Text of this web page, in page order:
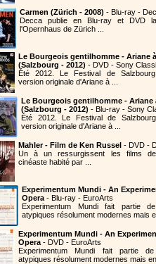
Carmen (Zürich - 2008) - Blu-ray -
Decca publie en Blu-ray et DVD
l'Opernhaus de Zürich ...
Le Bourgeois gentilhomme - Ariane
(Salzbourg - 2012) - DVD - Sony
Été 2012. Le Festival de
version originale d'Ariane à ...
Le Bourgeois gentilhomme - Ariane
(Salzbourg - 2012) - Blu-ray - Sony
Été 2012. Le Festival de
version originale d'Ariane à ...
Mahler - Film de Ken Russel - DVD -
Un à un ressurgissent les films
cinéaste habité par ...
Experimentum Mundi - An
Opera - Blu-ray - EuroArts
Experimentum Mundi fait partie
atypiques résolument modernes mais
Experimentum Mundi - An
Opera - DVD - EuroArts
Experimentum Mundi fait partie
atypiques résolument modernes mais